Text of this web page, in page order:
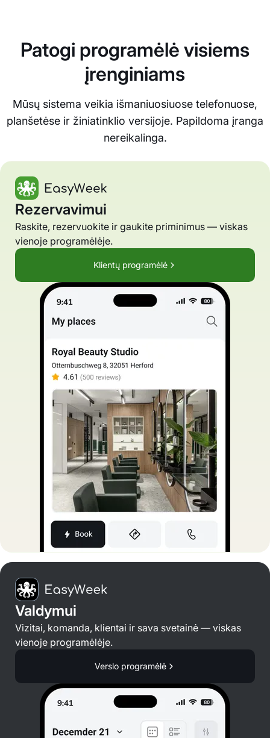
Patogi programėlė visiems
įrenginiams
Mūsų sistema veikia išmaniuosiuose telefonuose,
planšetėse ir žiniatinklio versijoje. Papildoma įranga
nereikalinga.
Rezervavimui
Raskite, rezervuokite ir gaukite priminimus — viskas
vienoje programėlėje.
Klientų programėlė
Valdymui
Vizitai, komanda, klientai ir sava svetainė — viskas
vienoje programėlėje.
Verslo programėlė